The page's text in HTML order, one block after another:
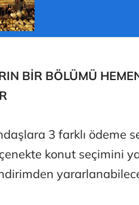
BİR BÖLÜMÜ
3 farklı ödeme
konut seçimini